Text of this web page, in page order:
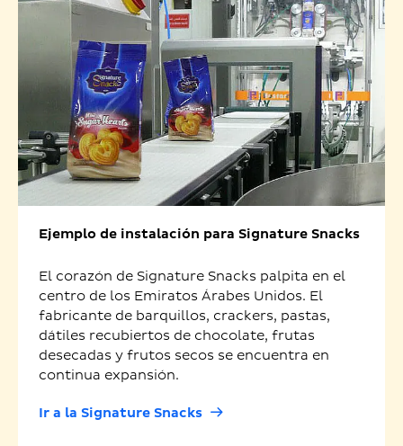
Ejemplo de instalación para Signature Snacks
El corazón de Signature Snacks palpita en el
centro de los Emiratos Árabes Unidos. El
fabricante de barquillos, crackers, pastas,
dátiles recubiertos de chocolate, frutas
desecadas y frutos secos se encuentra en
continua expansión.
Ir a la Signature Snacks